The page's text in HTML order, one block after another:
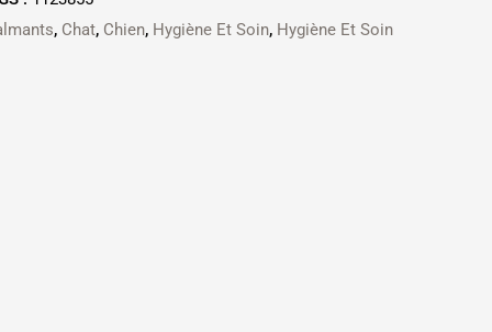
, Chat, Chien, Hygiène Et Soin, Hygiène Et Soin